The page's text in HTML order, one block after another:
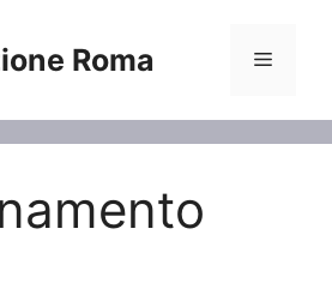
Roma Menu